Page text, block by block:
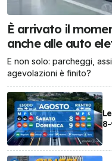
È arrivato il
anche alle auto
E non solo: parcheggi,
agevolazioni è finito?